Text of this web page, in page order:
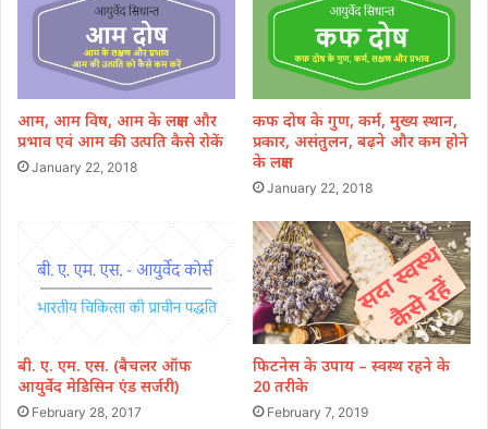
आम, आम विष, आम के लक्षण और
प्रभाव एवं आम की उत्पति कैसे रोकें
January 22, 2018
कफ दोष के गुण, कर्म, मुख्य स्थान,
प्रकार, असंतुलन, बढ़ने और कम होने
के लक्षण
January 22, 2018
बी. ए. एम. एस. (बैचलर ऑफ
आयुर्वेद मेडिसिन एंड सर्जरी)
February 28, 2017
फिटनेस के उपाय – स्वस्थ रहने के
20 तरीके
February 7, 2019